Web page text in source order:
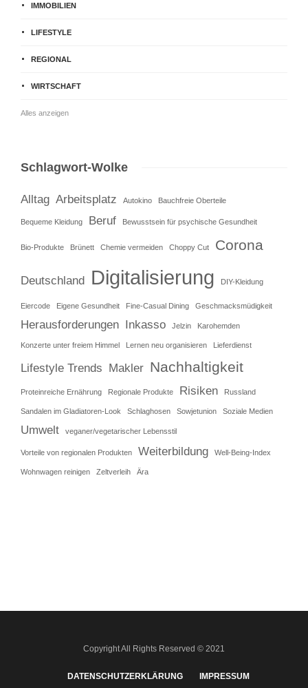
IMMOBILIEN
LIFESTYLE
REGIONAL
WIRTSCHAFT
Alles anzeigen
Schlagwort-Wolke
Alltag Arbeitsplatz Autokino Bauchfreie Oberteile
Bequeme Kleidung Beruf Bewusstsein für psychische Gesundheit
Bio-Produkte Brünett Chemie vermeiden Choppy Cut Corona
Deutschland Digitalisierung DIY-Kleidung
Eiercode Eigene Gesundheit Fine-Casual Dining Geschmacksmüdigkeit
Herausforderungen Inkasso Jelzin Karohemden
Konzerte unter freiem Himmel Lernen neu organisieren Lieferdienst
Lifestyle Trends Makler Nachhaltigkeit
Proteinreiche Ernährung Regionale Produkte Risiken Russland
Sandalen im Gladiatoren-Look Schlaghosen Sowjetunion Soziale Medien
Umwelt veganer/vegetarischer Lebensstil
Vorteile von regionalen Produkten Weiterbildung Well-Being-Index
Wohnwagen reinigen Zeltverleih Ära
Copyright All Rights Reserved © 2021
DATENSCHUTZERKLÄRUNG IMPRESSUM